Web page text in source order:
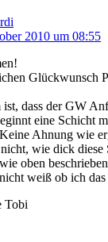
2010 um 08:55
Glückwunsch
dass der GW
eine Schicht
Ahnung wie
wie dick diese
oben
weiß ob ich
Tobi